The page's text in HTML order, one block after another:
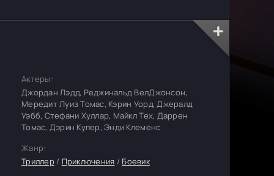
Актеры:
Джордан Лэдд, Реджинальд ВелДжонсон,
Мередит Луиз Томас, Кэрин Уорд, Джералд
Уэбб, Стефани Хуллар, Майкл Тех, Даррен
Томас, Дэрин Купер, Энди Клеменс
Жанр:
Триллер/ Приключения / Боевик